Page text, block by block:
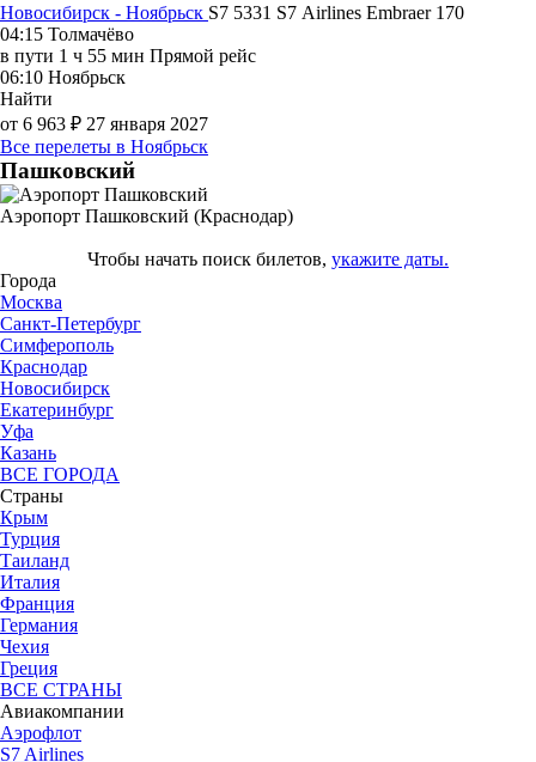
Новосибирск - Ноябрьск S7 5331 S7 Airlines Embraer 170
04:15 Толмачёво
в пути 1 ч 55 мин Прямой рейс
06:10 Ноябрьск
Найти
от 6 963 ₽ 27 января 2027
Все перелеты в Ноябрьск
Пашковский
Аэропорт Пашковский (Краснодар)
Чтобы начать поиск билетов, укажите даты.
Города
Москва
Санкт-Петербург
Симферополь
Краснодар
Новосибирск
Екатеринбург
Уфа
Казань
ВСЕ ГОРОДА
Страны
Крым
Турция
Таиланд
Италия
Франция
Германия
Чехия
Греция
ВСЕ СТРАНЫ
Авиакомпании
Аэрофлот
S7 Airlines